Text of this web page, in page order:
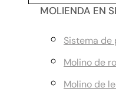
MOLIENDA EN
Sistema
Molino de
Molino de